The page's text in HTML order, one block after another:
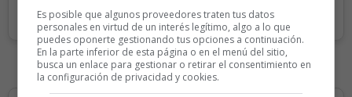
Es posible que algunos proveedores traten tus datos
personales en virtud de un interés legítimo, algo a lo que
puedes oponerte gestionando tus opciones a continuación.
En la parte inferior de esta página o en el menú del sitio,
busca un enlace para gestionar o retirar el consentimiento en
la configuración de privacidad y cookies.